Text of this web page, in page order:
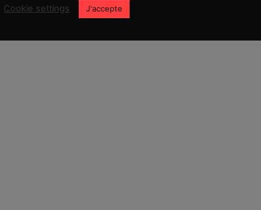
Romain TORMEN 8 mars 2020
Cookie settings J'accepte